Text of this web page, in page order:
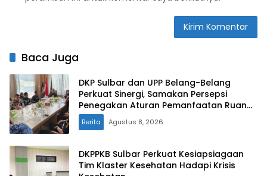
Baca Juga
DKP Sulbar dan UPP Belang-Belang
Perkuat Sinergi, Samakan Persepsi
Penegakan Aturan Pemanfaatan Ruang
Laut
Berita Agustus 8, 2026
DKPPKB Sulbar Perkuat Kesiapsiagaan
Tim Klaster Kesehatan Hadapi Krisis